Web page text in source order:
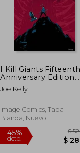
I Kill Giants Fifteenth
Anniversary Edition
(en Inglés)
Joe Kelly
Image Comics, Tapa
Blanda, Nuevo